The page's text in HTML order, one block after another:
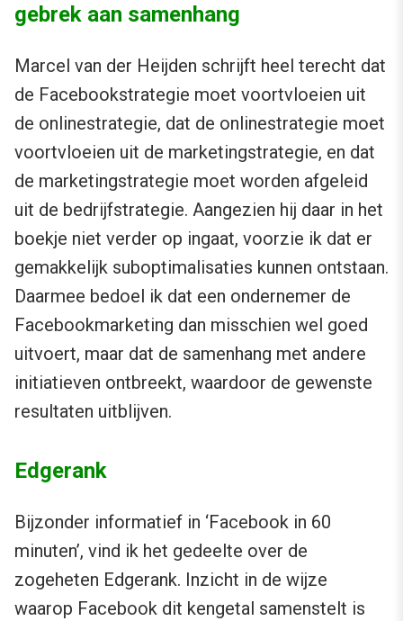
gebrek aan samenhang
Marcel van der Heijden schrijft heel terecht dat
de Facebookstrategie moet voortvloeien uit
de onlinestrategie, dat de onlinestrategie moet
voortvloeien uit de marketingstrategie, en dat
de marketingstrategie moet worden afgeleid
uit de bedrijfstrategie. Aangezien hij daar in het
boekje niet verder op ingaat, voorzie ik dat er
gemakkelijk suboptimalisaties kunnen ontstaan.
Daarmee bedoel ik dat een ondernemer de
Facebookmarketing dan misschien wel goed
uitvoert, maar dat de samenhang met andere
initiatieven ontbreekt, waardoor de gewenste
resultaten uitblijven.
Edgerank
Bijzonder informatief in ‘Facebook in 60
minuten’, vind ik het gedeelte over de
zogeheten Edgerank. Inzicht in de wijze
waarop Facebook dit kengetal samenstelt is